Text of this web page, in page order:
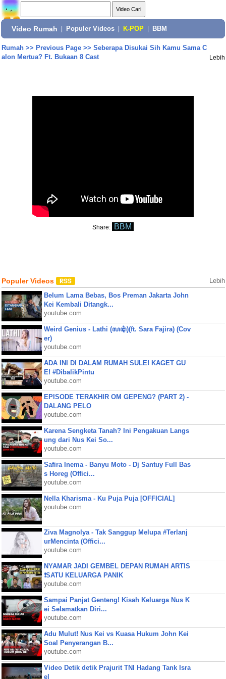
Video Rumah Populer Videos K-POP BBM
Rumah>> Previous Page>> Seberapa Disukai Sih Kamu Sama C
alon Mertua? Ft. Bukaan 8 Cast
Lebih
Share: BBM
Populer Videos Lebih
Belum Lama Bebas, Bos Preman Jakarta John
Kei Kembali Ditangk...
youtube.com
Weird Genius - Lathi (ꦭꦛꦶ)(ft. Sara Fajira) (Cov
er)
youtube.com
ADA INI DI DALAM RUMAH SULE! KAGET GU
E! #DibalikPintu
youtube.com
EPISODE TERAKHIR OM GEPENG? (PART 2) -
DALANG PELO
youtube.com
Karena Sengketa Tanah? Ini Pengakuan Langs
ung dari Nus Kei So...
youtube.com
Safira Inema - Banyu Moto - Dj Santuy Full Bas
s Horeg (Offici...
youtube.com
Nella Kharisma - Ku Puja Puja [OFFICIAL]
youtube.com
Ziva Magnolya - Tak Sanggup Melupa #Terlanj
urMencinta (Offici...
youtube.com
NYAMAR JADI GEMBEL DEPAN RUMAH ARTIS
❗SATU KELUARGA PANIK
youtube.com
Sampai Panjat Genteng! Kisah Keluarga Nus K
ei Selamatkan Diri...
youtube.com
Adu Mulut! Nus Kei vs Kuasa Hukum John Kei
Soal Penyerangan B...
youtube.com
Video Detik detik Prajurit TNI Hadang Tank Isra
el